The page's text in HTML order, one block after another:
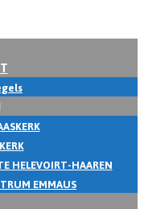
HELEVOIRT-HAAREN
EMMAUS